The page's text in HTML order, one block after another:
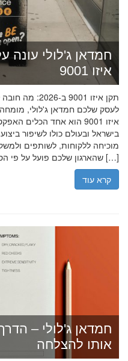
חמדאן ג'לולי עונה
איזו 9001
תקן איזו
לעסק שלכם חמדאן ג'לולי, מומחה
איזו 9001 הוא אחד
בישראל ובעולם כולו לשיפור
שהארגון שלכם פועל על פי הסטנדרטים […]
קרא עוד
חמדאן ג'לולי –
אותו להצלחה